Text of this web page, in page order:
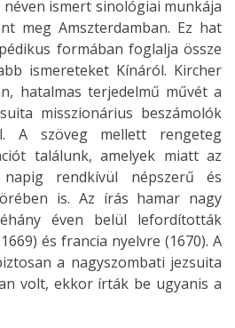
néven ismert sinológiai munkája
meg Amszterdamban. Ez hat
formában foglalja össze
ismereteket Kínáról. Kircher
hatalmas terjedelmű művét a
misszionárius beszámolók
A szöveg mellett rengeteg
találunk, amelyek miatt az
rendkívül népszerű és
is. Az írás hamar nagy
éven belül lefordították
és francia nyelvre (1670). A
a nagyszombati jezsuita
volt, ekkor írták be ugyanis a